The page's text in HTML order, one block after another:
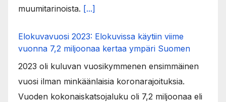
muumitarinoista. [...]
Elokuvavuosi 2023: Elokuvissa käytiin viime
vuonna 7,2 miljoonaa kertaa ympäri Suomen
2023 oli kuluvan vuosikymmenen ensimmäinen
vuosi ilman minkäänlaisia koronarajoituksia.
Vuoden kokonaiskatsojaluku oli 7,2 miljoonaa eli